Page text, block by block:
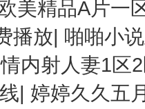
美精品A片一
播放| 啪啪小
内射人妻1区
| 婷婷久久五